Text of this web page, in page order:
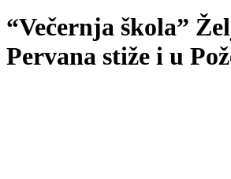
“Večernja škola”
Pervana stiže i u